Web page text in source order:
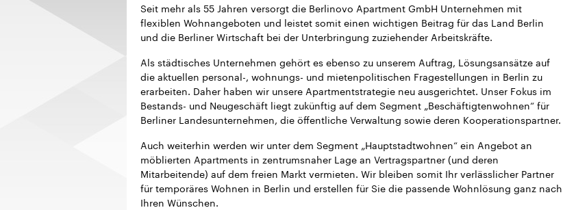
Seit mehr als 55 Jahren versorgt die Berlinovo Apartment GmbH Unternehmen mit
flexiblen Wohnangeboten und leistet somit einen wichtigen Beitrag für das Land Berlin
und die Berliner Wirtschaft bei der Unterbringung zuziehender Arbeitskräfte.
Als städtisches Unternehmen gehört es ebenso zu unserem Auftrag, Lösungsansätze auf
die aktuellen personal-, wohnungs- und mietenpolitischen Fragestellungen in Berlin zu
erarbeiten. Daher haben wir unsere Apartmentstrategie neu ausgerichtet. Unser Fokus im
Bestands- und Neugeschäft liegt zukünftig auf dem Segment „Beschäftigtenwohnen“ für
Berliner Landesunternehmen, die öffentliche Verwaltung sowie deren Kooperationspartner.
Auch weiterhin werden wir unter dem Segment „Hauptstadtwohnen“ ein Angebot an
möblierten Apartments in zentrumsnaher Lage an Vertragspartner (und deren
Mitarbeitende) auf dem freien Markt vermieten. Wir bleiben somit Ihr verlässlicher Partner
für temporäres Wohnen in Berlin und erstellen für Sie die passende Wohnlösung ganz nach
Ihren Wünschen.